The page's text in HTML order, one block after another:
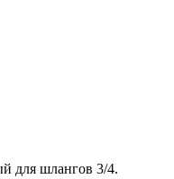
для шлангов 3/4.